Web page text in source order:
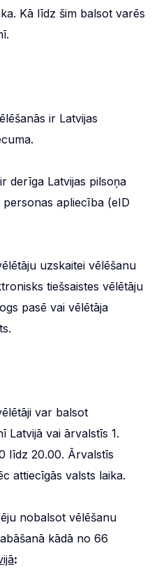
Kā līdz šim balsot varēs
ir Latvijas
derīga Latvijas pilsoņa
personas apliecība (eID
uzskaitei vēlēšanu
tiešsaistes vēlētāju
pasē vai vēlētāja
var balsot
Latvijā vai ārvalstīs 1.
līdz 20.00. Ārvalstīs
attiecīgās valsts laika.
nobalsot vēlēšanu
kādā no 66
: